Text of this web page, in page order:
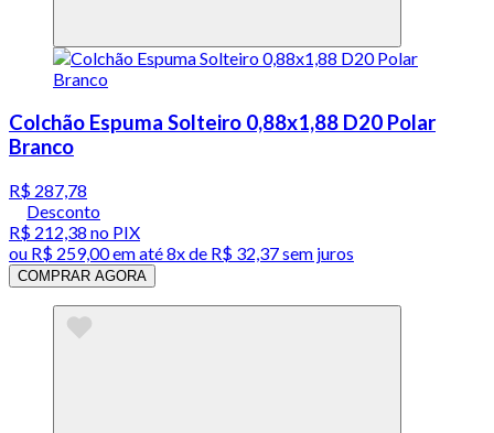
Colchão Espuma Solteiro 0,88x1,88 D20 Polar
Branco
R$ 287,78
Desconto
R$ 212,38 no PIX
ou R$ 259,00em até8x de R$ 32,37 sem juros
COMPRAR AGORA